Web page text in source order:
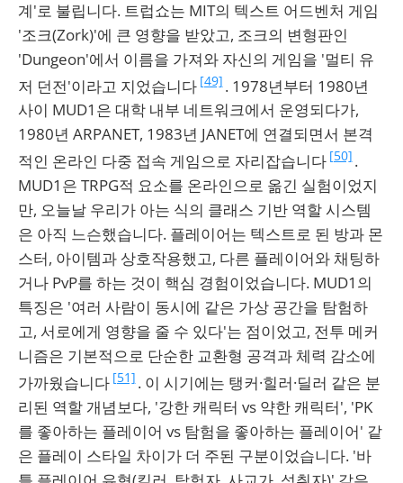
계'로 불립니다. 트럽쇼는 MIT의 텍스트 어드벤처 게임
'조크(Zork)'에 큰 영향을 받았고, 조크의 변형판인
'Dungeon'에서 이름을 가져와 자신의 게임을 '멀티 유
저 던전'이라고 지었습니다 [49] . 1978년부터 1980년
사이 MUD1은 대학 내부 네트워크에서 운영되다가,
1980년 ARPANET, 1983년 JANET에 연결되면서 본격
적인 온라인 다중 접속 게임으로 자리잡습니다 [50] .
MUD1은 TRPG적 요소를 온라인으로 옮긴 실험이었지
만, 오늘날 우리가 아는 식의 클래스 기반 역할 시스템
은 아직 느슨했습니다. 플레이어는 텍스트로 된 방과 몬
스터, 아이템과 상호작용했고, 다른 플레이어와 채팅하
거나 PvP를 하는 것이 핵심 경험이었습니다. MUD1의
특징은 '여러 사람이 동시에 같은 가상 공간을 탐험하
고, 서로에게 영향을 줄 수 있다'는 점이었고, 전투 메커
니즘은 기본적으로 단순한 교환형 공격과 체력 감소에
가까웠습니다 [51] . 이 시기에는 탱커·힐러·딜러 같은 분
리된 역할 개념보다, '강한 캐릭터 vs 약한 캐릭터', 'PK
를 좋아하는 플레이어 vs 탐험을 좋아하는 플레이어' 같
은 플레이 스타일 차이가 더 주된 구분이었습니다. '바